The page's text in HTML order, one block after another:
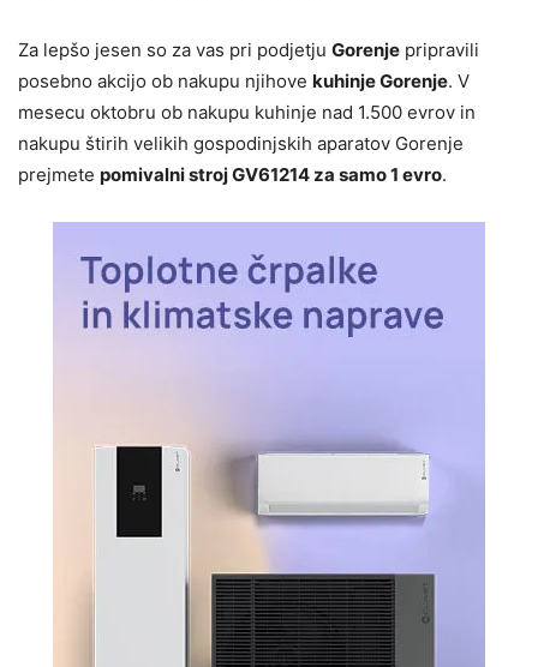
Za lepšo jesen so za vas pri podjetju Gorenje pripravili
posebno akcijo ob nakupu njihove kuhinje Gorenje. V
mesecu oktobru ob nakupu kuhinje nad 1.500 evrov in
nakupu štirih velikih gospodinjskih aparatov Gorenje
prejmete pomivalni stroj GV61214 za samo 1 evro.